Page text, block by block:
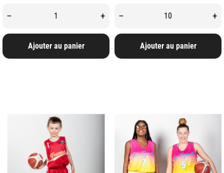
– +
Ajouter au panier
– +
Ajouter au panier